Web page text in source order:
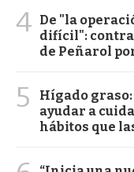
4 De "la
difícil":
de Peñarol
5
Hígado
ayudar a
hábitos que